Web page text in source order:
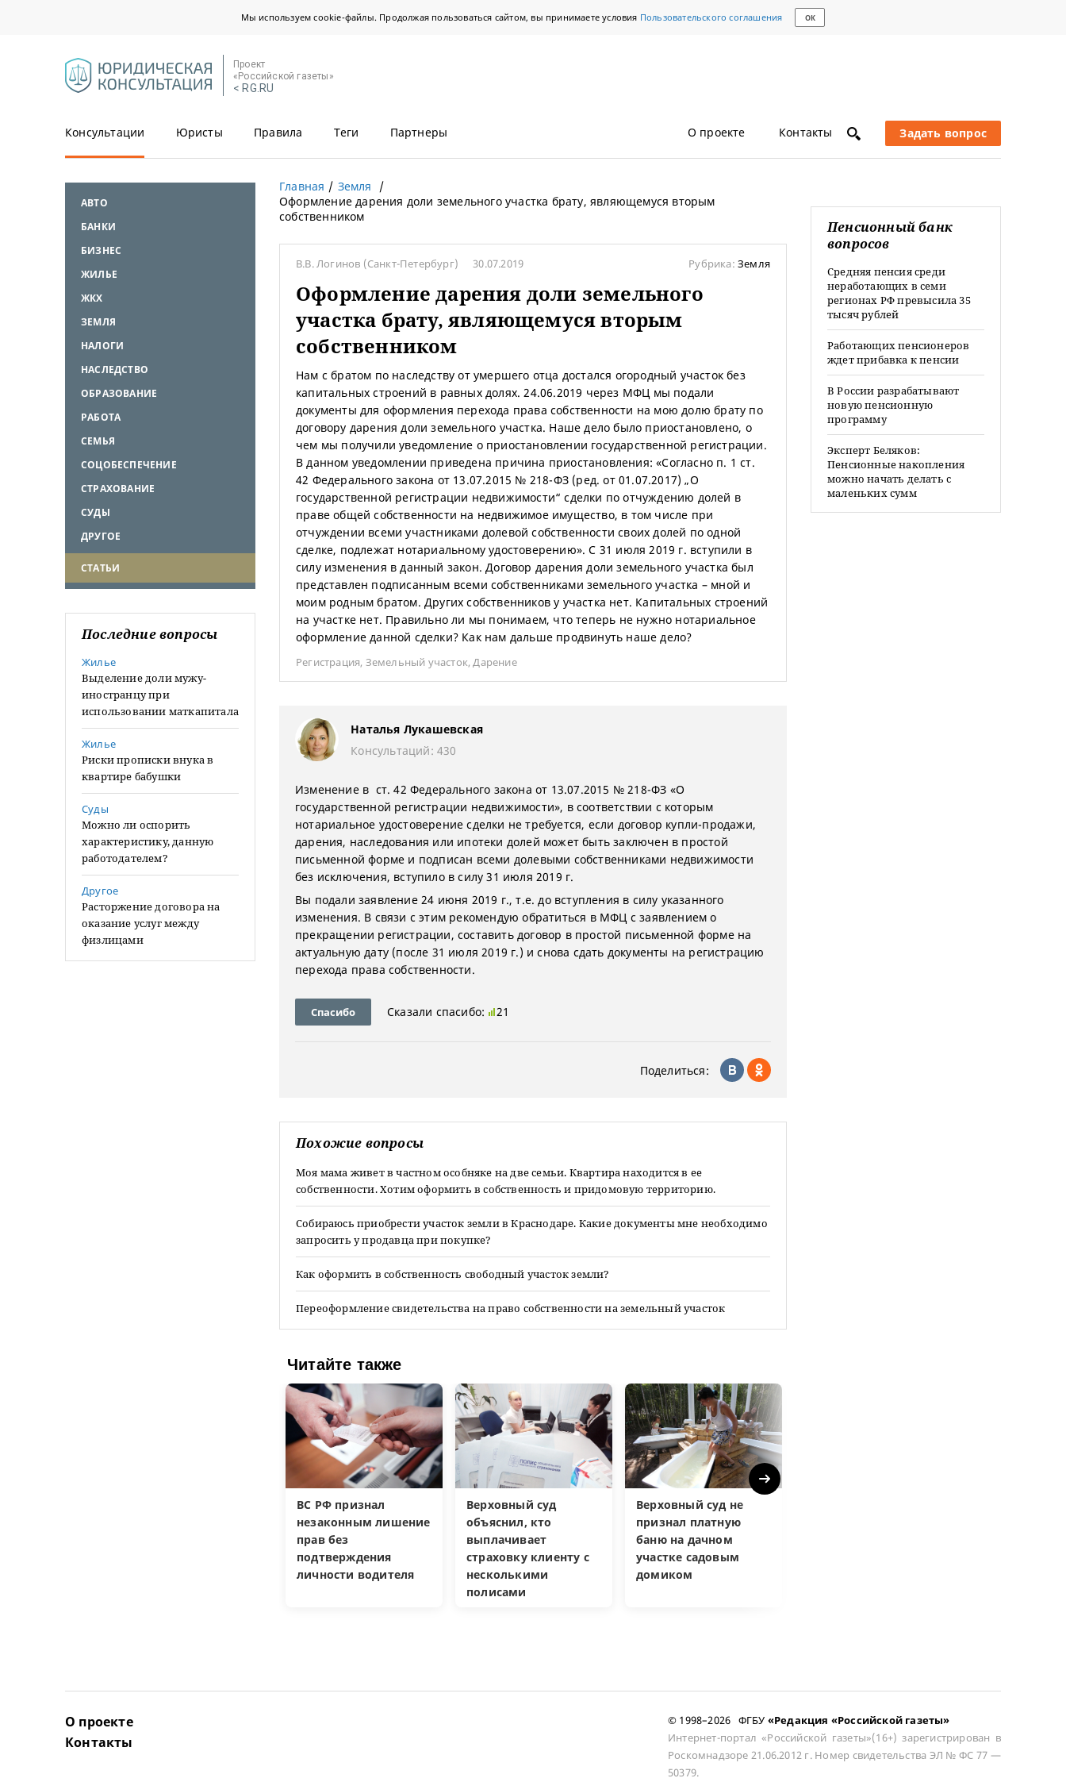
Мы используем cookie-файлы. Продолжая пользоваться сайтом, вы принимаете условия Пользовательского соглашения ОК
Проект
«Российской газеты»
< RG.RU
Консультации Юристы Правила Теги Партнеры О проекте Контакты Задать вопрос
АВТО
БАНКИ
БИЗНЕС
ЖИЛЬЕ
ЖКХ
ЗЕМЛЯ
НАЛОГИ
НАСЛЕДСТВО
ОБРАЗОВАНИЕ
РАБОТА
СЕМЬЯ
СОЦОБЕСПЕЧЕНИЕ
СТРАХОВАНИЕ
СУДЫ
ДРУГОЕ
СТАТЬИ
Последние вопросы
Жилье
Выделение доли мужу-
иностранцу при
использовании маткапитала
Жилье
Риски прописки внука в
квартире бабушки
Суды
Можно ли оспорить
характеристику, данную
работодателем?
Другое
Расторжение договора на
оказание услуг между
физлицами
Главная
Земля
Оформление дарения доли земельного участка брату, являющемуся вторым
собственником
В.В. Логинов (Санкт-Петербург) 30.07.2019 Рубрика: Земля
Оформление дарения доли земельного
участка брату, являющемуся вторым
собственником
Нам с братом по наследству от умершего отца достался огородный участок без
капитальных строений в равных долях. 24.06.2019 через МФЦ мы подали
документы для оформления перехода права собственности на мою долю брату по
договору дарения доли земельного участка. Наше дело было приостановлено, о
чем мы получили уведомление о приостановлении государственной регистрации.
В данном уведомлении приведена причина приостановления: «Согласно п. 1 ст.
42 Федерального закона от 13.07.2015 № 218-ФЗ (ред. от 01.07.2017) „О
государственной регистрации недвижимости“ сделки по отчуждению долей в
праве общей собственности на недвижимое имущество, в том числе при
отчуждении всеми участниками долевой собственности своих долей по одной
сделке, подлежат нотариальному удостоверению». С 31 июля 2019 г. вступили в
силу изменения в данный закон. Договор дарения доли земельного участка был
представлен подписанным всеми собственниками земельного участка – мной и
моим родным братом. Других собственников у участка нет. Капитальных строений
на участке нет. Правильно ли мы понимаем, что теперь не нужно нотариальное
оформление данной сделки? Как нам дальше продвинуть наше дело?
Регистрация, Земельный участок,Дарение
Наталья Лукашевская
Консультаций: 430
Изменение в ст. 42 Федерального закона от 13.07.2015 № 218-ФЗ «О
государственной регистрации недвижимости», в соответствии с которым
нотариальное удостоверение сделки не требуется, если договор купли-продажи,
дарения, наследования или ипотеки долей может быть заключен в простой
письменной форме и подписан всеми долевыми собственниками недвижимости
без исключения, вступило в силу 31 июля 2019 г.
Вы подали заявление 24 июня 2019 г., т.е. до вступления в силу указанного
изменения. В связи с этим рекомендую обратиться в МФЦ с заявлением о
прекращении регистрации, составить договор в простой письменной форме на
актуальную дату (после 31 июля 2019 г.) и снова сдать документы на регистрацию
перехода права собственности.
Спасибо Сказали спасибо: 21
Поделиться:
Похожие вопросы
Моя мама живет в частном особняке на две семьи. Квартира находится в ее
собственности. Хотим оформить в собственность и придомовую территорию.
Собираюсь приобрести участок земли в Краснодаре. Какие документы мне необходимо
запросить у продавца при покупке?
Как оформить в собственность свободный участок земли?
Переоформление свидетельства на право собственности на земельный участок
Читайте также
ВС РФ признал
незаконным лишение
прав без
подтверждения
личности водителя
Верховный суд
объяснил, кто
выплачивает
страховку клиенту с
несколькими
полисами
Верховный суд не
признал платную
баню на дачном
участке садовым
домиком
Next
Пенсионный банк
вопросов
Средняя пенсия среди
неработающих в семи
регионах РФ превысила 35
тысяч рублей
Работающих пенсионеров
ждет прибавка к пенсии
В России разрабатывают
новую пенсионную
программу
Эксперт Беляков:
Пенсионные накопления
можно начать делать с
маленьких сумм
О проекте
Контакты
© 1998–2026 ФГБУ «Редакция «Российской газеты»
Интернет-портал «Российской газеты»(16+) зарегистрирован в
Роскомнадзоре 21.06.2012 г. Номер свидетельства ЭЛ № ФС 77 —
50379.